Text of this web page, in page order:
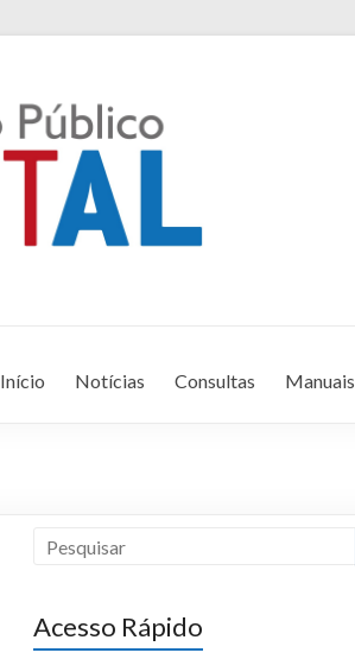
Início Notícias Consultas Manuais
Acesso Rápido